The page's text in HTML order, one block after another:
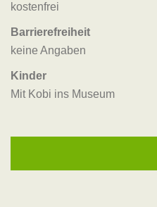
kostenfrei
Barrierefreiheit
keine Angaben
Kinder
Mit Kobi ins Museum